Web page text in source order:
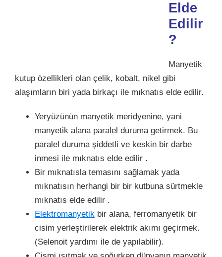
Elde
Edilir
?
Manyetik
kutup özellikleri olan çelik, kobalt, nikel gibi
alaşımların biri yada birkaçı ile mıknatıs elde edilir.
Yeryüzünün manyetik meridyenine, yani
manyetik alana paralel duruma getirmek. Bu
paralel duruma şiddetli ve keskin bir darbe
inmesi ile mıknatıs elde edilir .
Bir mıknatısla temasını sağlamak yada
mıknatısın herhangi bir bir kutbuna sürtmekle
mıknatıs elde edilir .
Elektromanyetik bir alana, ferromanyetik bir
cisim yerleştirilerek elektrik akımı geçirmek.
(Selenoit yardımı ile de yapılabilir).